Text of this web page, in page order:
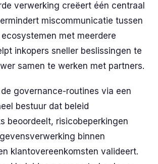
verwerking creëert één centraal
miscommunicatie tussen
met meerdere
inkopers sneller beslissingen te
samen te werken met partners.
governance-routines via een
bestuur dat beleid
beoordeelt, risicobeperkingen
binnen
klantovereenkomsten valideert.